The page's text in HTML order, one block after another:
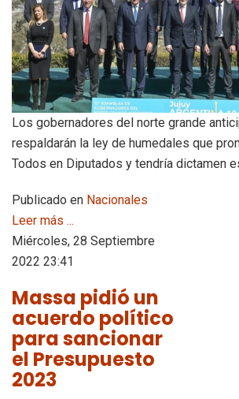
Los gobernadores del norte grande
respaldarán la ley de humedales que
Todos en Diputados y tendría dictamen
Publicado en Nacionales
Leer más ...
Miércoles, 28 Septiembre
2022 23:41
Massa pidió un
acuerdo político
para sancionar
el Presupuesto
2023